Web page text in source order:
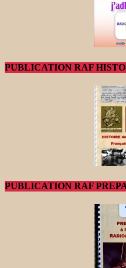
PUBLICATION RAF
PUBLICATION RAF